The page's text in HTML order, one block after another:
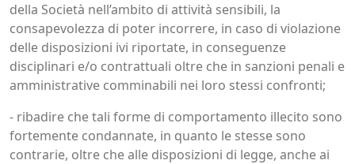
della Società nell’ambito di attività sensibili, la
consapevolezza di poter incorrere, in caso di violazione
delle disposizioni ivi riportate, in conseguenze
disciplinari e/o contrattuali oltre che in sanzioni penali e
amministrative comminabili nei loro stessi confronti;
- ribadire che tali forme di comportamento illecito sono
fortemente condannate, in quanto le stesse sono
contrarie, oltre che alle disposizioni di legge, anche ai